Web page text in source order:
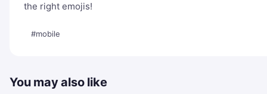
the right emojis!
#mobile
You may also like